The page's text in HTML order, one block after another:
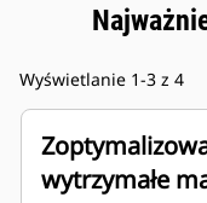
Wyświetlanie 1-3 z 4
wytrzymałe